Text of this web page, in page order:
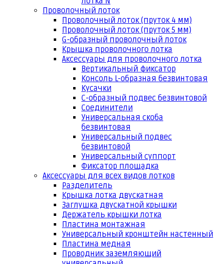
Проволочный лоток
Проволочный лоток (пруток 4 мм)
Проволочный лоток (пруток 5 мм)
G-образный проволочный лоток
Крышка проволочного лотка
Аксессуары для проволочного лотка
Вертикальный фиксатор
Консоль L-образная безвинтовая
Кусачки
С-образный подвес безвинтовой
Соединители
Универсальная скоба
безвинтовая
Универсальный подвес
безвинтовой
Универсальный суппорт
Фиксатор площадка
Аксессуары для всех видов лотков
Разделитель
Крышка лотка двускатная
Заглушка двускатной крышки
Держатель крышки лотка
Пластина монтажная
Универсальный кронштейн настенный
Пластина медная
Проводник заземляющий